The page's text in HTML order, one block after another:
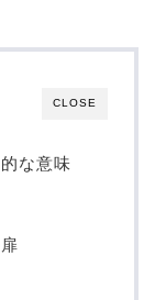
CLOSE
な意味